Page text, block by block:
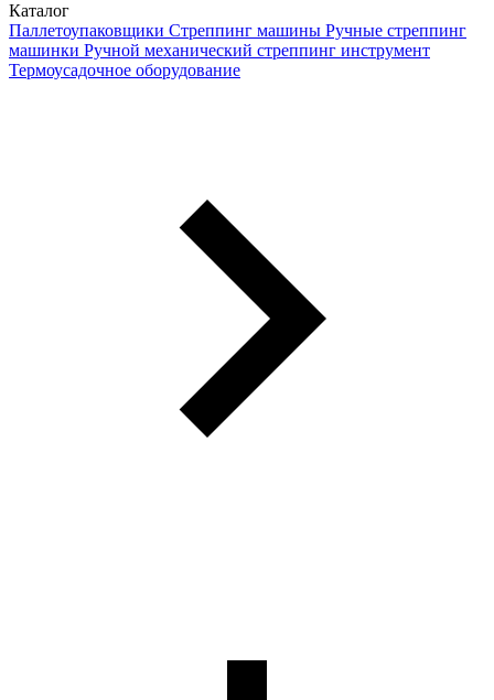
Каталог
Паллетоупаковщики Стреппинг машины Ручные стреппинг
машинки Ручной механический стреппинг инструмент
Термоусадочное оборудование